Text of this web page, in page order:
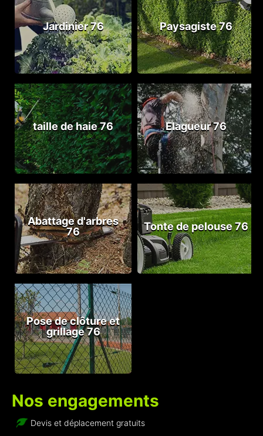
Jardinier 76 Paysagiste 76
taille de haie 76 Elagueur 76
Abattage d'arbres
76
Tonte de pelouse 76
Pose de clôture et
grillage 76
Nos engagements
Devis et déplacement gratuits